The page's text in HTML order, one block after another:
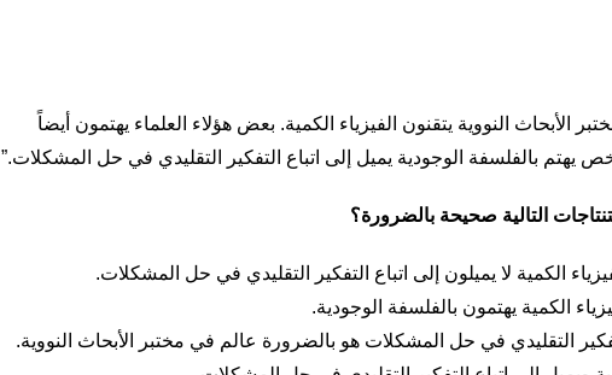
الأبحاث النووية يتقنون الفيزياء الكمية. بعض هؤلاء العلماء يهتمون أيضاً
يهتم بالفلسفة الوجودية يميل إلى اتباع التفكير التقليدي في حل المشكلات.”
التالية صحيحة بالضرورة؟
الكمية لا يميلون إلى اتباع التفكير التقليدي في حل المشكلات.
الكمية يهتمون بالفلسفة الوجودية.
التقليدي في حل المشكلات هو بالضرورة عالم في مختبر الأبحاث النووية.